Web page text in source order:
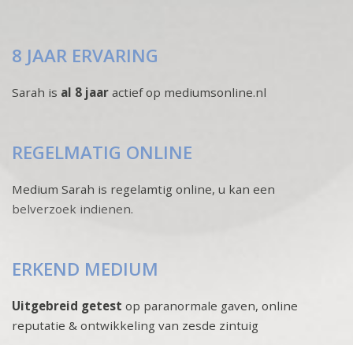
8 JAAR ERVARING
Sarah is al 8 jaar actief op mediumsonline.nl
REGELMATIG ONLINE
Medium Sarah is regelamtig online, u kan een
belverzoek indienen.
ERKEND MEDIUM
Uitgebreid getest op paranormale gaven, online
reputatie & ontwikkeling van zesde zintuig